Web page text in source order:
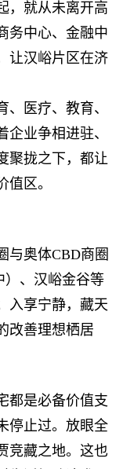
，就从未离开高
务中心、金融中
让汉峪片区在济
医疗、教育、
业争相进驻、
聚拢之下，都让
区。
与奥体CBD商圈
）、汉峪金谷等
入享宁静，藏天
改善理想栖居
都是必备价值支
停止过。放眼全
竞藏之地。这也